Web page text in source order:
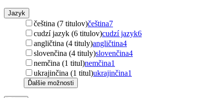
Jazyk
čeština (7 titulov)čeština7
cudzí jazyk (6 titulov)cudzí jazyk6
angličtina (4 tituly)angličtina4
slovenčina (4 tituly)slovenčina4
nemčina (1 titul)nemčina1
ukrajinčina (1 titul)ukrajinčina1
Ďalšie možnosti